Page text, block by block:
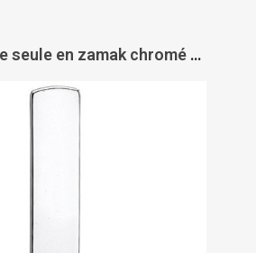
Grande plaque seule en zamak chromé - Entraxe 70 mm - Carré 7 mm - Pour ensemble RIV-BLOC - VACHETTE ASSA ABLOY